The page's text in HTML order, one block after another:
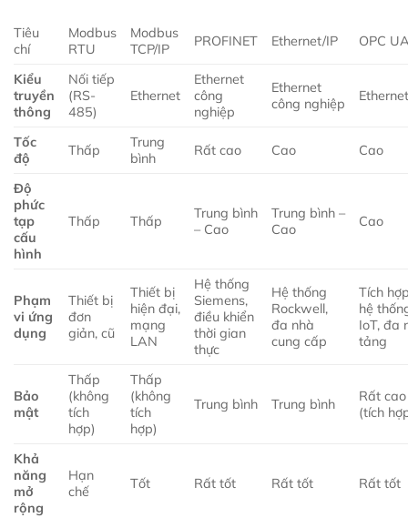
Tiêu
chí
Modbus
RTU
Modbus
TCP/IP
PROFINET Ethernet/IP OPC
Kiểu
truyền
thông
Nối tiếp
(RS-
485)
Ethernet
Ethernet
công
nghiệp
Ethernet
công nghiệp
Tốc
độ
Thấp
Trung
bình
Rất cao Cao Cao
Độ
phức
tạp
cấu
hình
Thấp Thấp
Trung bình
– Cao
Trung bình –
Cao
Cao
Phạm
vi ứng
dụng
Thiết bị
đơn
giản, cũ
Thiết bị
hiện đại,
mạng
LAN
Hệ thống
Siemens,
điều khiển
thời gian
thực
Hệ thống
Rockwell,
đa nhà
cung cấp
Tích
hệ
IoT, đa
tảng
Bảo
mật
Thấp
(không
tích
hợp)
Thấp
(không
tích
hợp)
Trung bình Trung bình
Rất cao
(tích
Khả
năng
mở
rộng
Hạn
chế
Tốt Rất tốt Rất tốt Rất tốt